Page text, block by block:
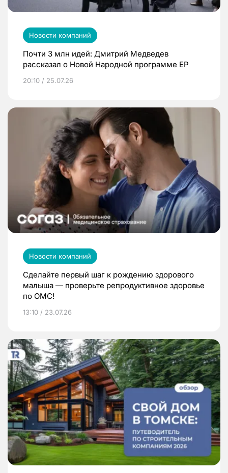
Новости компаний
Почти 3 млн идей: Дмитрий Медведев
рассказал о Новой Народной программе ЕР
20:10 / 25.07.26
Новости компаний
Сделайте первый шаг к рождению здорового
малыша — проверьте репродуктивное здоровье
по ОМС!
13:10 / 23.07.26